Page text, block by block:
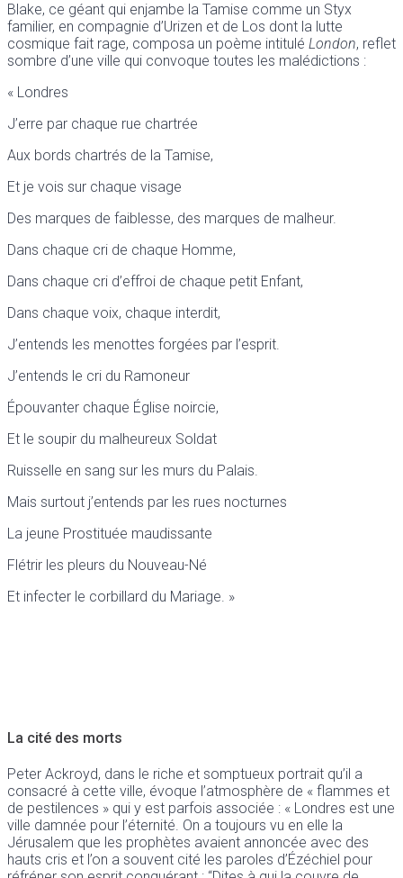
Blake, ce géant qui enjambe la Tamise comme un Styx
familier, en compagnie d’Urizen et de Los dont la lutte
cosmique fait rage, composa un poème intitulé London, reflet
sombre d’une ville qui convoque toutes les malédictions :
« Londres
J’erre par chaque rue chartrée
Aux bords chartrés de la Tamise,
Et je vois sur chaque visage
Des marques de faiblesse, des marques de malheur.
Dans chaque cri de chaque Homme,
Dans chaque cri d’effroi de chaque petit Enfant,
Dans chaque voix, chaque interdit,
J’entends les menottes forgées par l’esprit.
J’entends le cri du Ramoneur
Épouvanter chaque Église noircie,
Et le soupir du malheureux Soldat
Ruisselle en sang sur les murs du Palais.
Mais surtout j’entends par les rues nocturnes
La jeune Prostituée maudissante
Flétrir les pleurs du Nouveau-Né
Et infecter le corbillard du Mariage. »
La cité des morts
Peter Ackroyd, dans le riche et somptueux portrait qu’il a
consacré à cette ville, évoque l’atmosphère de « flammes et
de pestilences » qui y est parfois associée : « Londres est une
ville damnée pour l’éternité. On a toujours vu en elle la
Jérusalem que les prophètes avaient annoncée avec des
hauts cris et l’on a souvent cité les paroles d’Ézéchiel pour